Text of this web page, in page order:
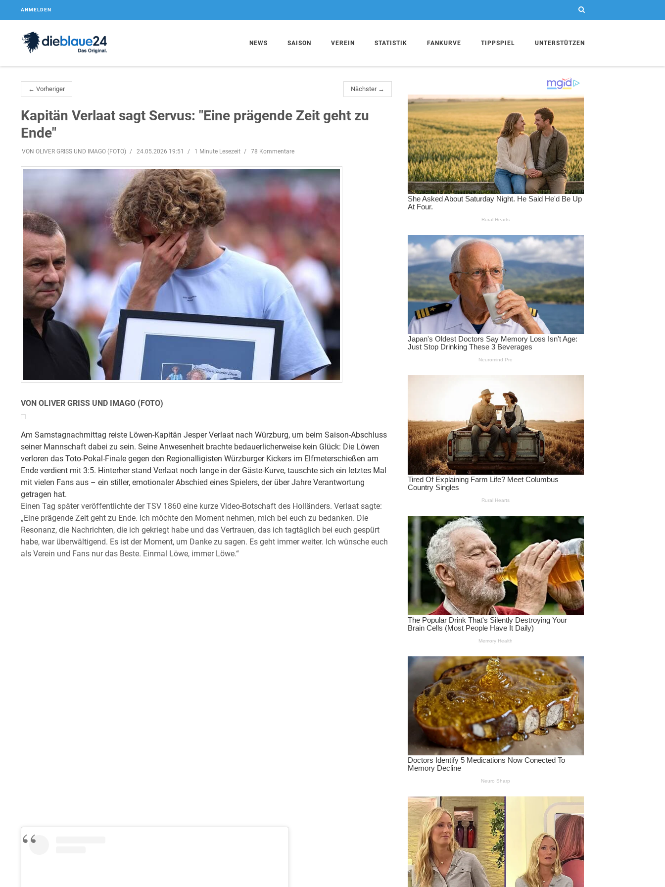
ANMELDEN
NEWS SAISON VEREIN STATISTIK FANKURVE TIPPSPIEL UNTERSTÜTZEN
← Vorheriger Nächster →
Kapitän Verlaat sagt Servus: "Eine prägende Zeit geht zu
Ende"
VON OLIVER GRISS UND IMAGO (FOTO) 24.05.2026 19:51 1 Minute Lesezeit 78 Kommentare
VON OLIVER GRISS UND IMAGO (FOTO)
Am Samstagnachmittag reiste Löwen-Kapitän Jesper Verlaat nach Würzburg, um beim Saison-Abschluss
seiner Mannschaft dabei zu sein. Seine Anwesenheit brachte bedauerlicherweise kein Glück: Die Löwen
verloren das Toto-Pokal-Finale gegen den Regionalligisten Würzburger Kickers im Elfmeterschießen am
Ende verdient mit 3:5. Hinterher stand Verlaat noch lange in der Gäste-Kurve, tauschte sich ein letztes Mal
mit vielen Fans aus – ein stiller, emotionaler Abschied eines Spielers, der über Jahre Verantwortung
getragen hat.
Einen Tag später veröffentlichte der TSV 1860 eine kurze Video-Botschaft des Holländers. Verlaat sagte:
„Eine prägende Zeit geht zu Ende. Ich möchte den Moment nehmen, mich bei euch zu bedanken. Die
Resonanz, die Nachrichten, die ich gekriegt habe und das Vertrauen, das ich tagtäglich bei euch gespürt
habe, war überwältigend. Es ist der Moment, um Danke zu sagen. Es geht immer weiter. Ich wünsche euch
als Verein und Fans nur das Beste. Einmal Löwe, immer Löwe.“